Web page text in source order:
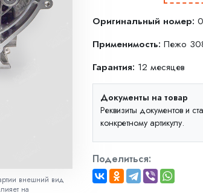
внешний вид
на
Оригинальный номер:
Применимость: Пежо
Гарантия: 12 месяцев
Документы на товар
Реквизиты документов и
конкретному артикулу.
Поделиться: